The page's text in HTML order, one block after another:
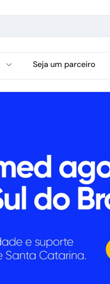
Seja um parceiro